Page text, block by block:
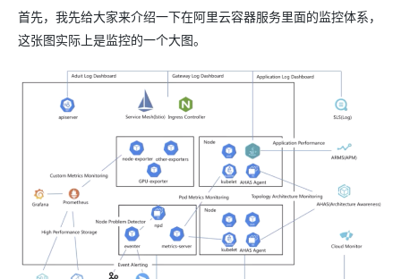
首先，我先给大家来介绍一下在阿里云容器服务里面的监控体系，
这张图实际上是监控的一个大图。